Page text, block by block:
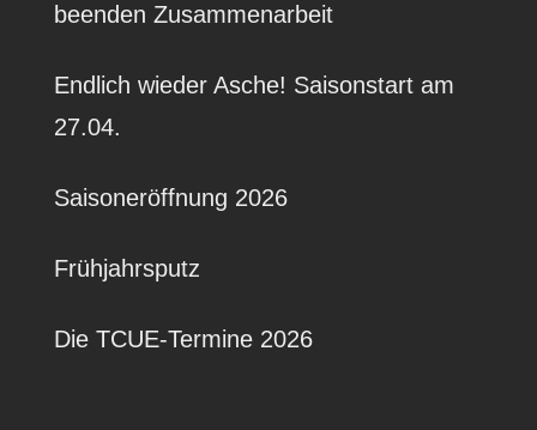
beenden Zusammenarbeit
Endlich wieder Asche! Saisonstart am
27.04.
Saisoneröffnung 2026
Frühjahrsputz
Die TCUE-Termine 2026